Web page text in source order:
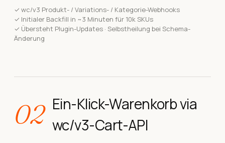
✓ wc/v3 Produkt- / Variations- / Kategorie-Webhooks
✓ Initialer Backfill in ~3 Minuten für 10k SKUs
✓ Übersteht Plugin-Updates · Selbstheilung bei Schema-
Änderung
02 Ein-Klick-Warenkorb via
wc/v3-Cart-API